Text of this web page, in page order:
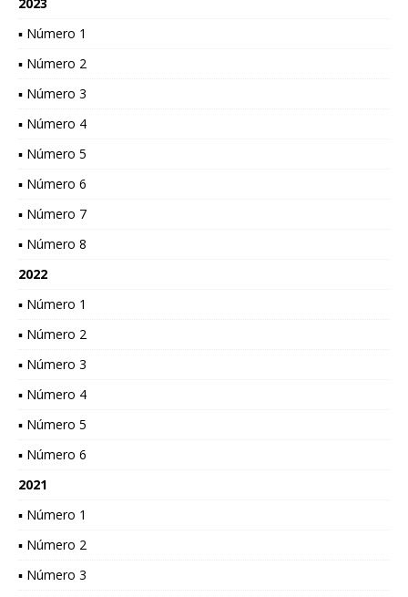
▪ Número 1
▪ Número 2
▪ Número 3
▪ Número 4
▪ Número 5
▪ Número 6
▪ Número 7
▪ Número 8
2022
▪ Número 1
▪ Número 2
▪ Número 3
▪ Número 4
▪ Número 5
▪ Número 6
2021
▪ Número 1
▪ Número 2
▪ Número 3